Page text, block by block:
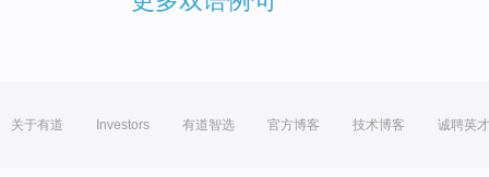
关于有道 Investors 有道智选 官方博客 技术博客 诚聘英才